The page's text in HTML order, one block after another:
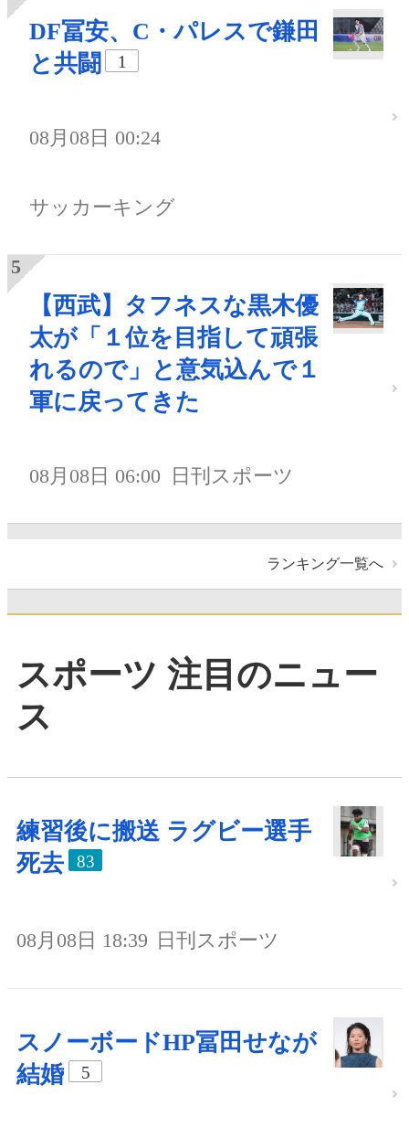
DF冨安、C・パレスで鎌田
と共闘
1
08月08日 00:24
サッカーキング
【西武】タフネスな黒木優
太が「１位を目指して頑張
れるので」と意気込んで１
軍に戻ってきた
08月08日 06:00 日刊スポーツ
ランキング一覧へ
スポーツ 注目のニュー
ス
練習後に搬送 ラグビー選手
死去
83
08月08日 18:39 日刊スポーツ
スノーボードHP冨田せなが
結婚
5